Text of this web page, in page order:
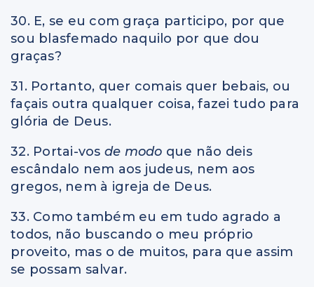
30. E, se eu com graça participo, por que
sou blasfemado naquilo por que dou
graças?
31. Portanto, quer comais quer bebais, ou
façais outra qualquer coisa, fazei tudo para
glória de Deus.
32. Portai-vos de modo que não deis
escândalo nem aos judeus, nem aos
gregos, nem à igreja de Deus.
33. Como também eu em tudo agrado a
todos, não buscando o meu próprio
proveito, mas o de muitos, para que assim
se possam salvar.